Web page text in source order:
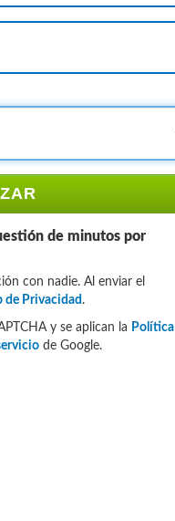
de minutos por
con nadie. Al enviar el
de Privacidad .
y se aplican la Política
de Google.